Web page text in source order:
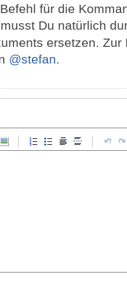
für die
musst Du natürlich
ersetzen.
@stefan.